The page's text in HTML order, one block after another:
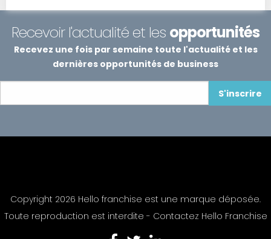
Recevoir l'actualité et les opportunités
Recevez une fois par semaine toute l'actualité et les
dernières opportunités de business
S'inscrire
Copyright 2026 Hello franchise est une marque déposée.
Toute reproduction est interdite - Contactez Hello Franchise